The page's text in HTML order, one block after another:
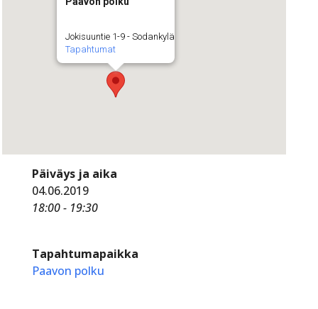
Jokisuuntie 1-9 - Sodankylä
Tapahtumat
Päiväys ja aika
04.06.2019
18:00 - 19:30
Tapahtumapaikka
Paavon polku